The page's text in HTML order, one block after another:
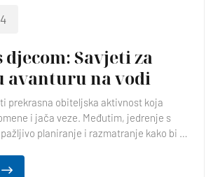
djecom: Savjeti za
avanturu na vodi
prekrasna obiteljska aktivnost koja
i jača veze. Međutim, jedrenje s
planiranje i razmatranje kako bi se